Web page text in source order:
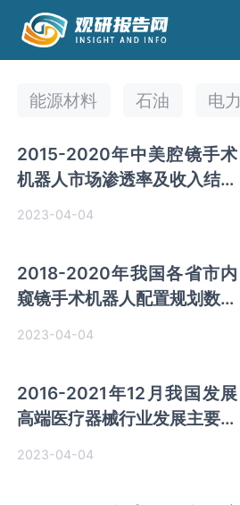
能源材料 石油 电力
2015-2020年中美腔镜手术
机器人市场渗透率及收入结构
2023-04-04
2018-2020年我国各省市内
窥镜手术机器人配置规划数量
2023-04-04
2016-2021年12月我国发展
高端医疗器械行业发展主要政
2023-04-04